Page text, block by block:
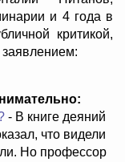
и 4 года в
критикой,
- В книге деяний
что видели
Но профессор